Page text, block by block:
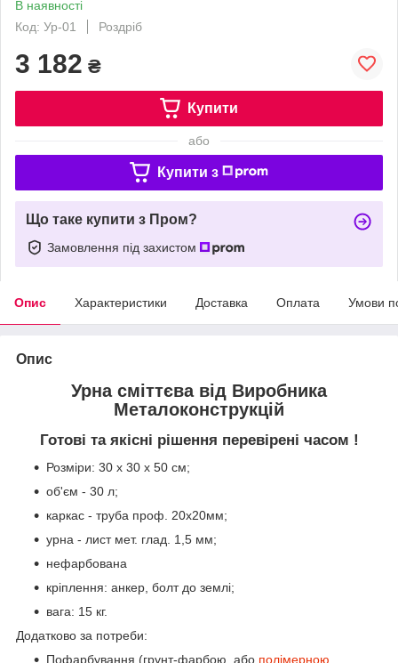
В наявності
Код: Ур-01
Роздріб
3 182 ₴
Купити
або
Купити з
Що таке купити з Пром?
Замовлення під захистом
Опис Характеристики Доставка Оплата Умови
Опис
Урна сміттєва від Виробника
Металоконструкцій
Готові та якісні рішення перевірені часом !
Розміри: 30 х 30 х 50 см;
об'єм - 30 л;
каркас - труба проф. 20х20мм;
урна - лист мет. глад. 1,5 мм;
нефарбована
кріплення: анкер, болт до землі;
вага: 15 кг.
Додатково за потреби:
Пофарбування (грунт-фарбою, або полімерною